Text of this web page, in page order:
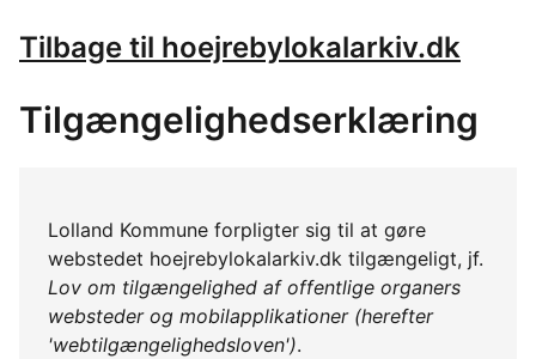
Tilbage til hoejrebylokalarkiv.dk
Tilgængelighedserklæring
Lolland Kommune forpligter sig til at gøre
webstedet hoejrebylokalarkiv.dk tilgængeligt, jf.
Lov om tilgængelighed af offentlige organers
websteder og mobilapplikationer (herefter
'webtilgængelighedsloven').